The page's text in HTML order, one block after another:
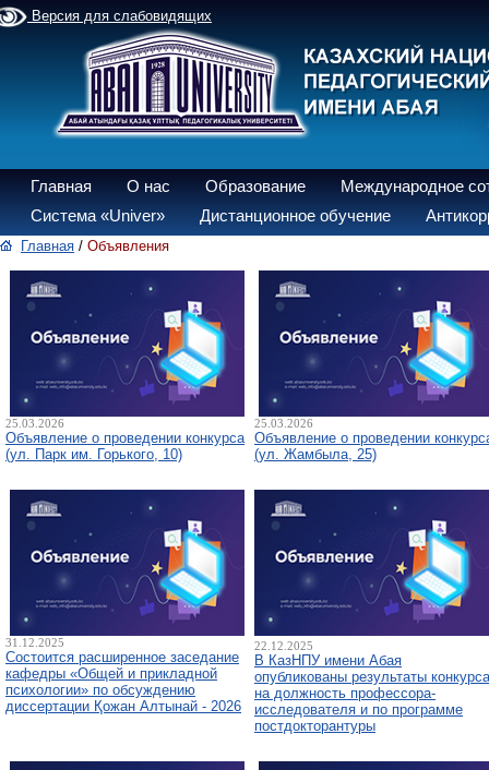
Версия для слабовидящих
Главная О нас Образование
Международное
Система «Univer»
Дистанционное обучение
Главная / Объявления
25.03.2026
Объявление о проведении конкурса
(ул. Парк им. Горького, 10)
25.03.2026
Объявление о проведении
(ул. Жамбыла, 25)
31.12.2025
Состоится расширенное заседание
кафедры «Общей и прикладной
психологии» по обсуждению
диссертации Қожан Алтынай - 2026
22.12.2025
В КазНПУ имени Абая
опубликованы результаты конкурса
на должность профессора-
исследователя и по программе
постдокторантуры